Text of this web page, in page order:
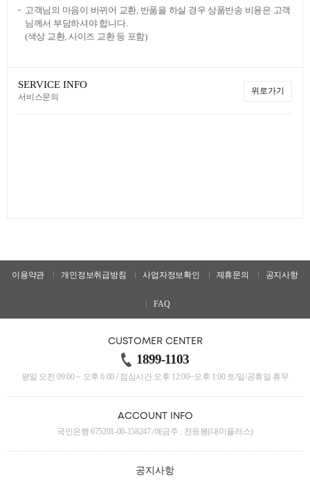
고객님의 마음이 바뀌어 교환, 반품을 하실 경우 상품반송 비용은 고객
님께서 부담하셔야 합니다.
(색상 교환, 사이즈 교환 등 포함)
SERVICE INFO
서비스문의
위로가기
이용약관 개인정보취급방침 사업자정보확인 제휴문의 공지사항
FAQ
CUSTOMER CENTER
1899-1103
평일 오전 09:00 ~ 오후 6:00 / 점심시간 오후 12:00~오후 1:00 토/일/공휴일 휴무
ACCOUNT INFO
국민은행 675201-00-158247 /예금주 : 전응봉(대미플러스)
공지사항